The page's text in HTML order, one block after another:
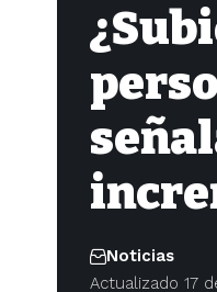
Actualizado 17
Noticias